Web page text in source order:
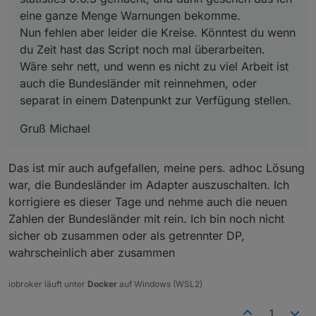
vorhanden sind, konnte ich mir nur auf die schnelle so
helfen in dem ich diese Zeile geändert habe.
auch die Bundesländer mit reinnehmen, oder separat
in einem Datenpunkt zur Verfügung stellen.
eine ganze Menge Warnungen bekomme.
Nun fehlen aber leider die Kreise. Könntest du wenn
du Zeit hast das Script noch mal überarbeiten.
Wäre sehr nett, und wenn es nicht zu viel Arbeit ist
auch die Bundesländer mit reinnehmen, oder
separat in einem Datenpunkt zur Verfügung stellen.
Gruß Michael
Das ist mir auch aufgefallen, meine pers. adhoc Lösung
war, die Bundesländer im Adapter auszuschalten. Ich
korrigiere es dieser Tage und nehme auch die neuen
Zahlen der Bundesländer mit rein. Ich bin noch nicht
sicher ob zusammen oder als getrennter DP,
wahrscheinlich aber zusammen
iobroker läuft unter Docker auf Windows (WSL2)
1